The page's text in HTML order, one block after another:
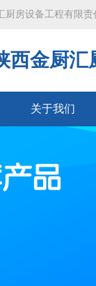
厨房设备工程有限责
西金厨汇
关于我们